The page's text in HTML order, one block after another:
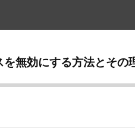
無効にする方法とその